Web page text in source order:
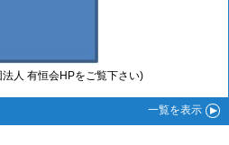
人 有恒会HPをご覧下さい)
一覧を表示